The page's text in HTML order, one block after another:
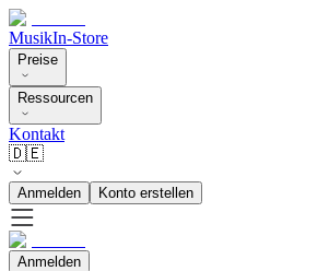
MusikIn-Store
Preise
Ressourcen
Kontakt
🇩🇪
Anmelden Konto erstellen
Anmelden